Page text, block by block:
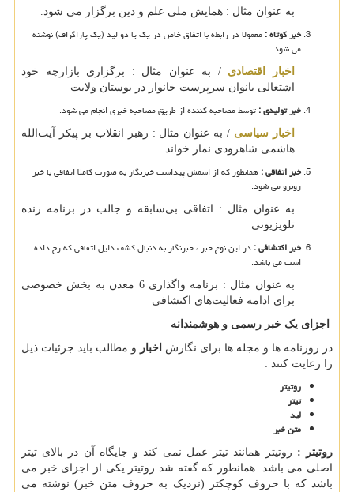
به عنوان مثال : همایش ملی علم و دین برگزار می شود.
خبر کوتاه :معمولا در رابطه با اتفاق خاص در یک یا دو لید (یک پاراگراف) نوشته
می شود.
اخبار اقتصادی / به عنوان مثال : برگزاری بازارچه خود
اشتغالی بانوان سرپرست خانوار در بوستان ولایت
خبر تولیدی :توسط مصاحبه کننده از طریق مصاحبه خبری انجام می شود.
اخبار سیاسی / به عنوان مثال : رهبر انقلاب بر پیکر آیت‌الله
هاشمی شاهرودی نماز خواند.
خبر اتفاقی : همانطور که از اسمش پیداست خبرنگار به صورت کاملا اتفاقی با خبر
روبرو می شود.
به عنوان مثال : اتفاقی بی‌سابقه و جالب در برنامه زنده
تلویزیونی
خبر اکتشافی :در این نوع خبر ، خبرنگار به دنبال کشف دلیل اتفاقی که رخ داده
است می باشد.
به عنوان مثال : برنامه واگذاری 6 معدن به بخش خصوصی
برای ادامه فعالیت‌های اکتشافی
اجزای یک خبر رسمی و هوشمندانه
در روزنامه ها و مجله ها برای نگارش اخبار و مطالب باید جزئیات ذیل
را رعایت کنند :
روتیتر
تیتر
لید
متن خبر
روتیتر : روتیتر همانند تیتر عمل نمی کند و جایگاه آن در بالای تیتر
اصلی می باشد. همانطور که گفته شد روتیتر یکی از اجزای خبر می
باشد که با حروف کوچکتر (نزدیک به حروف متن خبر) نوشته می